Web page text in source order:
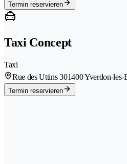
Termin reservieren
Taxi Concept
Taxi
Rue des Uttins 301400 Yverdon-les-
Termin reservieren